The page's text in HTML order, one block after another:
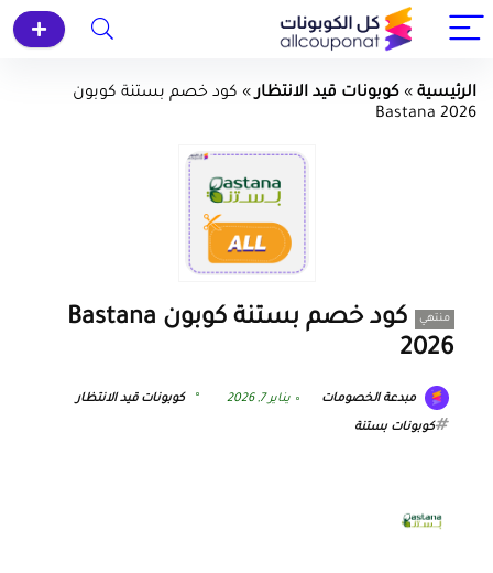
الرئيسية » كوبونات قيد الانتظار» كود خصم بستنة كوبون
Bastana 2026
منتهي
كود خصم بستنة كوبون Bastana
2026
مبدعة الخصومات يناير 7, 2026 كوبونات قيد الانتظار
كوبونات بستنة